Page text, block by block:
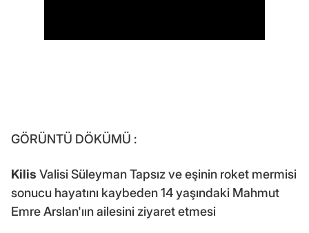
GÖRÜNTÜ DÖKÜMÜ :
Kilis Valisi Süleyman Tapsız ve eşinin roket mermisi
sonucu hayatını kaybeden 14 yaşındaki Mahmut
Emre Arslan'ıın ailesini ziyaret etmesi